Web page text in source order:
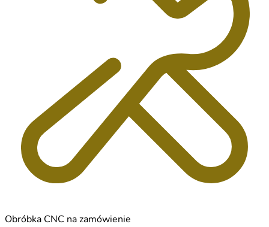
Obróbka CNC na zamówienie